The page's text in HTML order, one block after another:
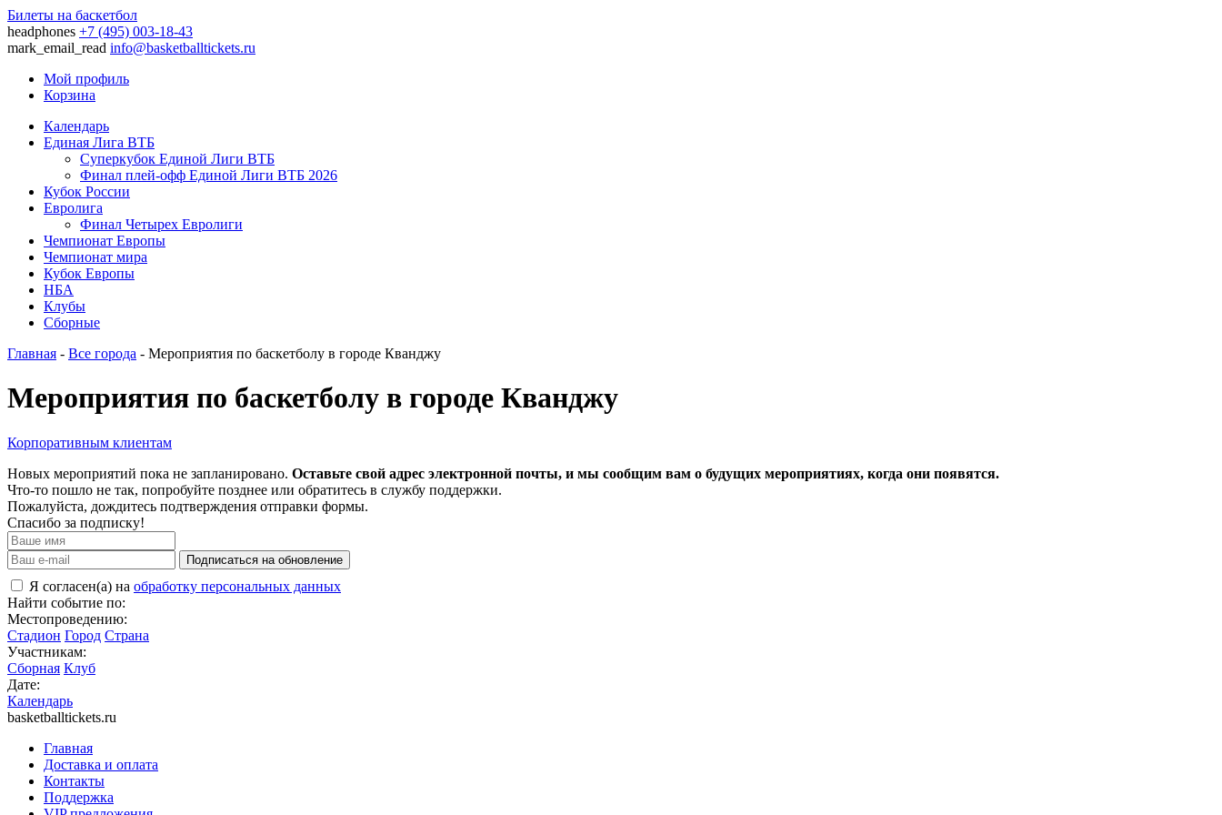
Билеты на баскетбол
headphones +7 (495) 003-18-43
mark_email_read info@basketballtickets.ru
Мой профиль
Корзина
Календарь
Единая Лига ВТБ
Суперкубок Единой Лиги ВТБ
Финал плей-офф Единой Лиги ВТБ 2026
Кубок России
Евролига
Финал Четырех Евролиги
Чемпионат Европы
Чемпионат мира
Кубок Европы
НБА
Клубы
Сборные
Главная - Все города - Мероприятия по баскетболу в городе Кванджу
Мероприятия по баскетболу в городе Кванджу
Корпоративным клиентам
Новых мероприятий пока не запланировано. Оставьте свой адрес электронной почты, и мы сообщим вам о будущих мероприятиях, когда они появятся.
Что-то пошло не так, попробуйте позднее или обратитесь в службу поддержки.
Пожалуйста, дождитесь подтверждения отправки формы.
Спасибо за подписку!
Подписаться на обновление
Я согласен(а) на обработку персональных данных
Найти событие по:
Местопроведению:
Стадион Город Страна
Участникам:
Сборная Клуб
Дате:
Календарь
basketballtickets.ru
Главная
Доставка и оплата
Контакты
Поддержка